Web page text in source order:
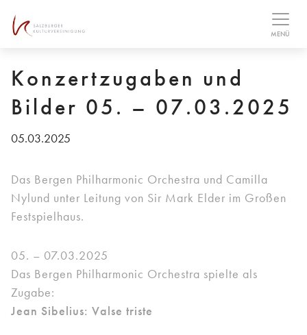
MENÜ
Konzertzugaben und
Bilder 05. – 07.03.2025
05.03.2025
Das Bergen Philharmonic Orchestra und Camilla
Nylund unter Leitung von Sir Mark Elder im Großen
Festspielhaus.
05. – 07.03.2025
Das Bergen Philharmonic Orchestra spielte als
Zugabe:
Jean Sibelius: Valse triste